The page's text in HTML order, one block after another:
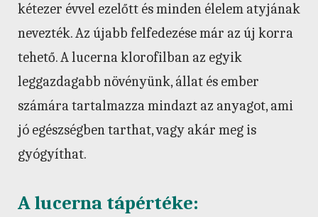
kétezer évvel ezelőtt és minden élelem atyjának
nevezték. Az újabb felfedezése már az új korra
tehető. A lucerna klorofilban az egyik
leggazdagabb növényünk, állat és ember
számára tartalmazza mindazt az anyagot, ami
jó egészségben tarthat, vagy akár meg is
gyógyíthat.
A lucerna tápértéke: